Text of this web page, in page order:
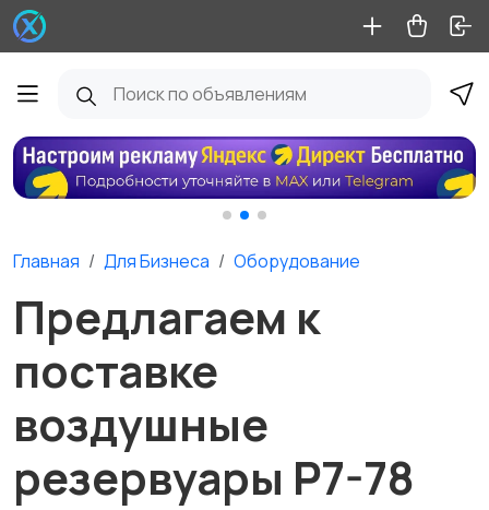
Главная Для Бизнеса Оборудование
Предлагаем к
поставке
воздушные
резервуары Р7-78